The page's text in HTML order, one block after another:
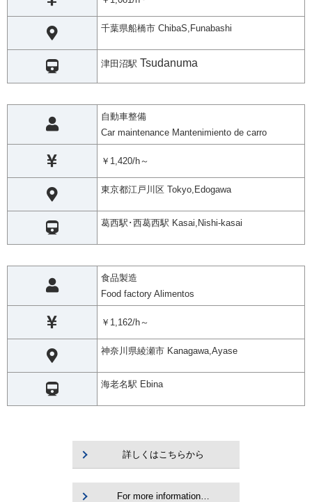
千葉県船橋市 ChibaS,Funabashi
津田沼駅 Tsudanuma
自動車整備
Car maintenance Mantenimiento de carro
￥1,420/h～
東京都江戸川区 Tokyo,Edogawa
葛西駅･西葛西駅 Kasai,Nishi-kasai
食品製造
Food factory Alimentos
￥1,162/h～
神奈川県綾瀬市 Kanagawa,Ayase
海老名駅 Ebina
詳しくはこちらから
For more information…